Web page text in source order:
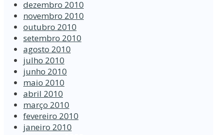
dezembro 2010
novembro 2010
outubro 2010
setembro 2010
agosto 2010
julho 2010
junho 2010
maio 2010
abril 2010
março 2010
fevereiro 2010
janeiro 2010